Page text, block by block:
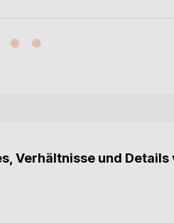
Verhältnisse und